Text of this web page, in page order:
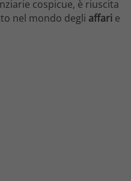
cospicue, è riuscita
nel mondo degli affari e